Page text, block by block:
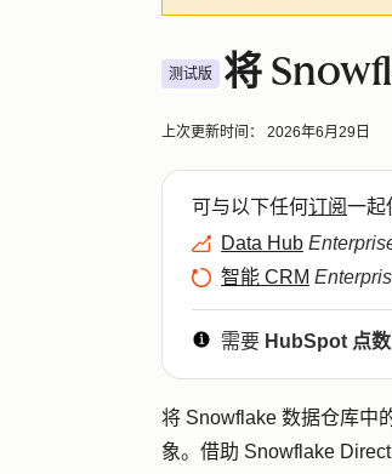
测试版 将
上次更新时间： 2026年6月29日
可与以下任何订阅一起
Data Hub
智能 CRM
需要 HubSpot 点数
将 Snowflake 数据仓库中
象。借助 Snowflake